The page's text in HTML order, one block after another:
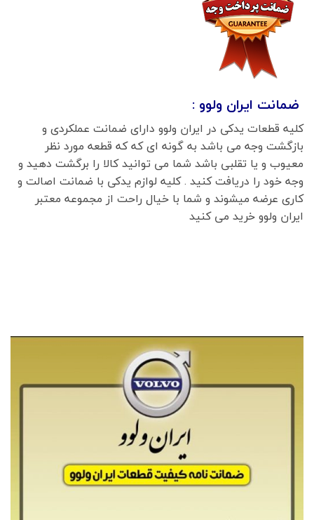
ضمانت ایران ولوو :
کلیه قطعات یدکی در ایران ولوو دارای ضمانت عملکردی و
بازگشت وجه می باشد به گونه ای که که قطعه مورد نظر
معیوب و یا تقلبی باشد شما می توانید کالا را برگشت دهید و
وجه خود را دریافت کنید . کلیه لوازم یدکی با ضمانت اصالت و
کاری عرضه میشوند و شما با خیال راحت از مجموعه معتبر
ایران ولوو خرید می کنید